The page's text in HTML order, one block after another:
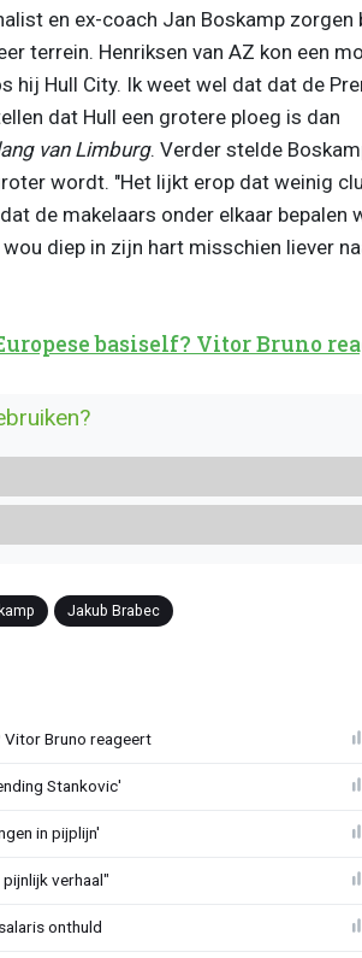
en ex-coach Jan Boskamp zorgen
terrein. Henriksen van AZ kon een
hij Hull City. Ik weet wel dat dat de
dat Hull een grotere ploeg is dan
van Limburg. Verder stelde
wordt. "Het lijkt erop dat weinig
de makelaars onder elkaar bepalen
diep in zijn hart misschien liever
basiself? Vitor Bruno
Jakub Brabec
Vitor Bruno reageert
Stankovic'
in pijplijn'
verhaal"
onthuld